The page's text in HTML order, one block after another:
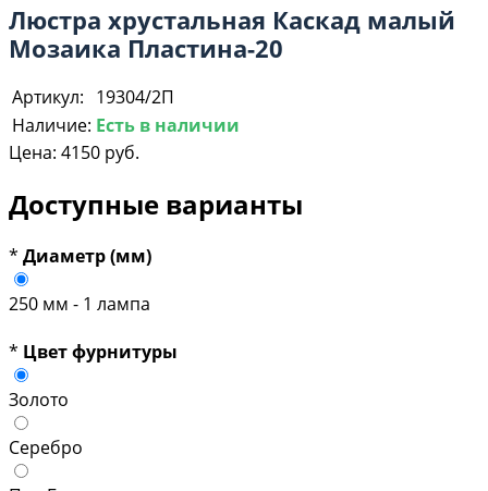
Люстра хрустальная Каскад малый
Мозаика Пластина-20
Артикул: 19304/2П
Наличие: Есть в наличии
Цена: 4150 руб.
Доступные варианты
* Диаметр (мм)
250 мм - 1 лампа
* Цвет фурнитуры
Золото
Серебро